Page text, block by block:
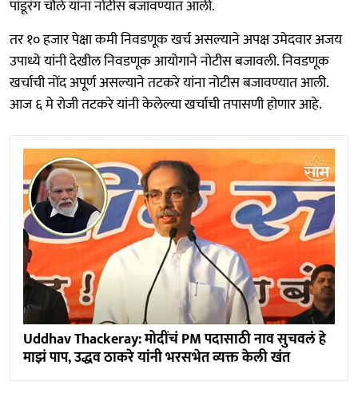
पांडूरंग चौले यांना नोटीस बजावण्यात आली.
तर १० हजार पेक्षा कमी निवडणूक खर्च असल्याने अपक्ष उमेदवार अजय
उपाध्ये यांनी देखील निवडणूक आयोगाने नोटीस बजावली. निवडणूक
खर्चाची नोंद अपूर्ण असल्याने तटकरे यांना नोटीस बजावण्यात आली.
आज ६ मे रोजी तटकरे यांनी केलेल्या खर्चाची तपासणी होणार आहे.
Uddhav Thackeray: मोदींचं PM पदासाठी नाव सुचवलं हे
माझं पाप, उद्धव ठाकरे यांनी भरसभेत व्यक्त केली खंत